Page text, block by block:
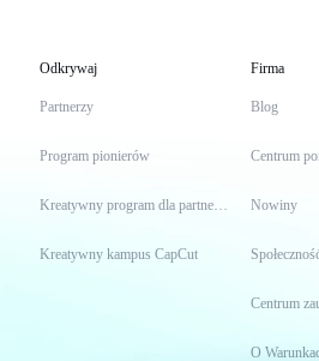
Odkrywaj
Partnerzy
Program pionierów
Kreatywny program dla partnerów
Kreatywny kampus CapCut
Firma
Blog
Centrum
Nowiny
Centrum